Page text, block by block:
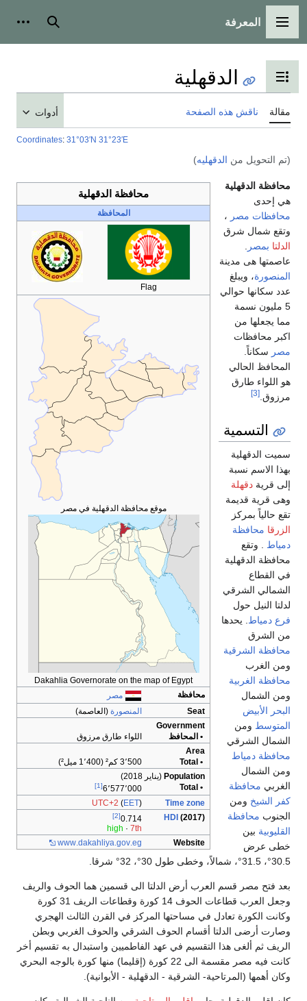
القائمة الرئيسية
المعرفة بحث
تبديل عرض جدول المحتويات
الدقهلية
مقالة ناقش هذه الصفحة أدوات
Coordinates:31°03′N 31°23′E
(تم التحويل منالدقهليه)
محافظة الدقهلية
المحافظة
Flag
موقع محافظة الدقهلية في مصر
Dakahlia Governorate on the map of Egypt
محافظة
مصر
Seat
المنصورة(العاصمة)
Government
• المحافظ
اللواء طارق مرزوق
Area
3٬500 كم² (1٬400 ميل²)
Population (يناير 2018)
6٬577٬000[1]
Time zone
UTC+2(EET
HDI(2017)
0.714
[2]
high·
Website
www.dakahliya.gov
محافظة الدقهلية
هي إحدى
محافظات مصر،
وتقع شمال شرق
الدلتا بمصر.
عاصمتها هى مدينة
المنصورة، ويبلغ
عدد سكانها حوالي
5 مليون نسمة
مما يجعلها من
اكبر محافظات
مصرسكاناً.
المحافظ الحالي
هو اللواء طارق
مرزوق.
التسمية
سميت الدقهلية
بهذا الاسم نسبة
إلى قريةدقهلة
وهى قرية قديمة
تقع حالياً بمركز
الزرقا محافظة
دمياط. وتقع
محافظة الدقهلية
في القطاع
الشمالي الشرقي
لدلتا النيل حول
فرع دمياط. يحدها
من الشرق
محافظة الشرقية
ومن الغرب
محافظة الغربية
ومن الشمال
البحر الأبيض
المتوسطومن
الشمال الشرقي
محافظة دمياط
ومن الشمال
الغربي محافظة
كفر الشيخومن
الجنوبمحافظة
القليوبيةبين
خطى عرض
30.5°، 31.5°، شمالاً، وخطى طول 30°، 32° شرقا.
بعد فتح مصر قسم العرب أرض الدلتا الى قسمين هما الحوف والريف
وجعل العرب قطاعات الحوف 14 كورة وقطاعات الريف 31 كورة
وكانت الكورة تعادل في مساحتها المركز في القرن الثالث الهجري
وصارت أرضى الدلتا أقسام الحوف الشرقي والحوف الغربي وبطن
الريف ثم ألغى هذا التقسيم في عهد الفاطميين واستبدال به تقسيم أخر
كانت فيه مصر مقسمة الى 22 كورة (إقليما) منها كورة بالوجه البحري
وكان أهمها (المرتاحية- الشرقية - الدقهلية - الأبوانية).